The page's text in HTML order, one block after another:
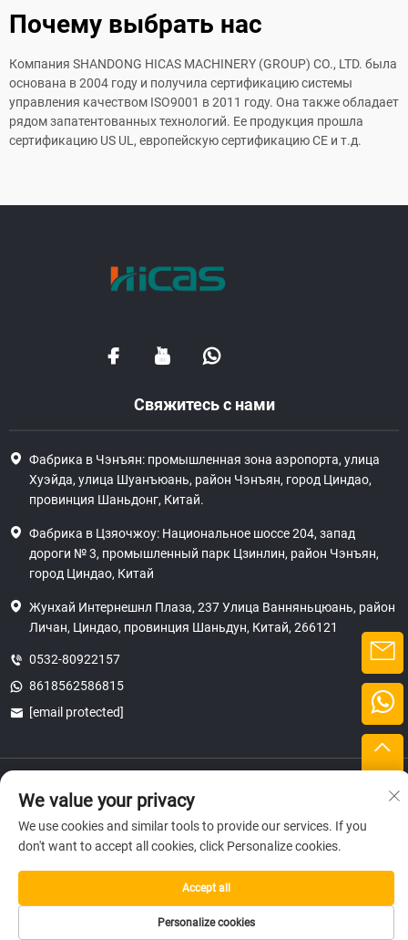
Почему выбрать нас
Компания SHANDONG HICAS MACHINERY (GROUP) CO., LTD. была
основана в 2004 году и получила сертификацию системы
управления качеством ISO9001 в 2011 году. Она также обладает
рядом запатентованных технологий. Ее продукция прошла
сертификацию US UL, европейскую сертификацию CE и т.д.
Свяжитесь с нами
Фабрика в Чэнъян: промышленная зона аэропорта, улица
Хуэйда, улица Шуанъюань, район Чэнъян, город Циндао,
провинция Шаньдонг, Китай.
Фабрика в Цзяочжоу: Национальное шоссе 204, запад
дороги № 3, промышленный парк Цзинлин, район Чэнъян,
город Циндао, Китай
Жунхай Интернешнл Плаза, 237 Улица Ванняньцюань, район
Личан, Циндао, провинция Шаньдун, Китай, 266121
0532-80922157
8618562586815
[email protected]
LTD.
конфиденциальность
We value your privacy
We use cookies and similar tools to provide our services. If you
don't want to accept all cookies, click Personalize cookies.
Personalize cookies
Accept all